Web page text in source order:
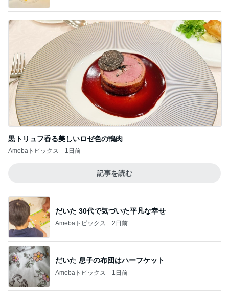
黒トリュフ香る美しいロゼ色の鴨肉
Amebaトピックス 1日前
記事を読む
だいた 30代で気づいた平凡な幸せ
Amebaトピックス 2日前
だいた 息子の布団はハーフケット
Amebaトピックス 1日前